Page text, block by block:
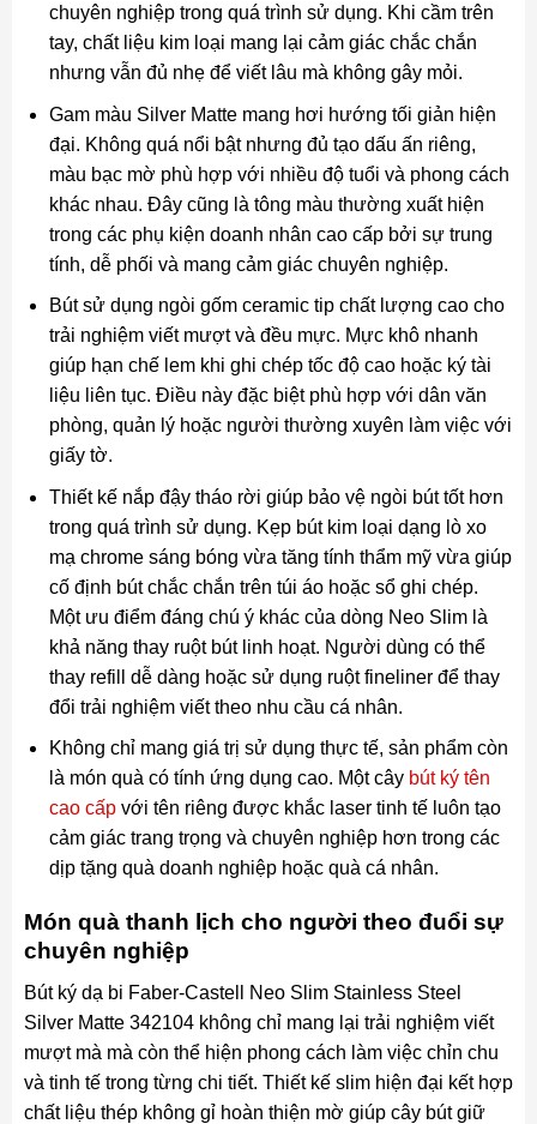
chuyên nghiệp trong quá trình sử dụng. Khi cầm trên
tay, chất liệu kim loại mang lại cảm giác chắc chắn
nhưng vẫn đủ nhẹ để viết lâu mà không gây mỏi.
Gam màu Silver Matte mang hơi hướng tối giản hiện
đại. Không quá nổi bật nhưng đủ tạo dấu ấn riêng,
màu bạc mờ phù hợp với nhiều độ tuổi và phong cách
khác nhau. Đây cũng là tông màu thường xuất hiện
trong các phụ kiện doanh nhân cao cấp bởi sự trung
tính, dễ phối và mang cảm giác chuyên nghiệp.
Bút sử dụng ngòi gốm ceramic tip chất lượng cao cho
trải nghiệm viết mượt và đều mực. Mực khô nhanh
giúp hạn chế lem khi ghi chép tốc độ cao hoặc ký tài
liệu liên tục. Điều này đặc biệt phù hợp với dân văn
phòng, quản lý hoặc người thường xuyên làm việc với
giấy tờ.
Thiết kế nắp đậy tháo rời giúp bảo vệ ngòi bút tốt hơn
trong quá trình sử dụng. Kẹp bút kim loại dạng lò xo
mạ chrome sáng bóng vừa tăng tính thẩm mỹ vừa giúp
cố định bút chắc chắn trên túi áo hoặc sổ ghi chép.
Một ưu điểm đáng chú ý khác của dòng Neo Slim là
khả năng thay ruột bút linh hoạt. Người dùng có thể
thay refill dễ dàng hoặc sử dụng ruột fineliner để thay
đổi trải nghiệm viết theo nhu cầu cá nhân.
Không chỉ mang giá trị sử dụng thực tế, sản phẩm còn
là món quà có tính ứng dụng cao. Một cây bút ký tên
cao cấpvới tên riêng được khắc laser tinh tế luôn tạo
cảm giác trang trọng và chuyên nghiệp hơn trong các
dịp tặng quà doanh nghiệp hoặc quà cá nhân.
Món quà thanh lịch cho người theo đuổi sự
chuyên nghiệp
Bút ký dạ bi Faber-Castell Neo Slim Stainless Steel
Silver Matte 342104 không chỉ mang lại trải nghiệm viết
mượt mà mà còn thể hiện phong cách làm việc chỉn chu
và tinh tế trong từng chi tiết. Thiết kế slim hiện đại kết hợp
chất liệu thép không gỉ hoàn thiện mờ giúp cây bút giữ